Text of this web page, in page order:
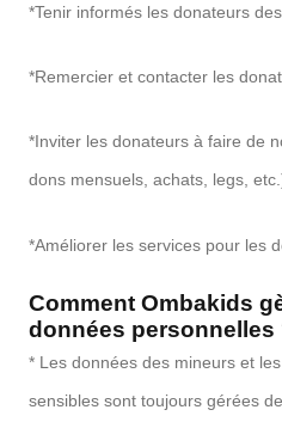
*Tenir informés les donateurs
*Remercier et contacter les
*Inviter les donateurs à faire de
dons mensuels, achats, legs,
*Améliorer les services pour les
Comment Ombakids
données personnelles
* Les données des mineurs et
sensibles sont toujours gérées